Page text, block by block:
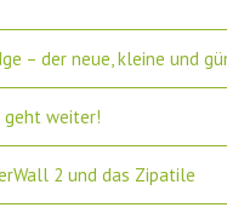
– der neue, kleine und
geht weiter!
2 und das Zipatile